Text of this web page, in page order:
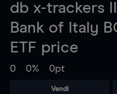
db x-trackers
Bank of Italy
ETF price
0 0% 0pt
Vendi